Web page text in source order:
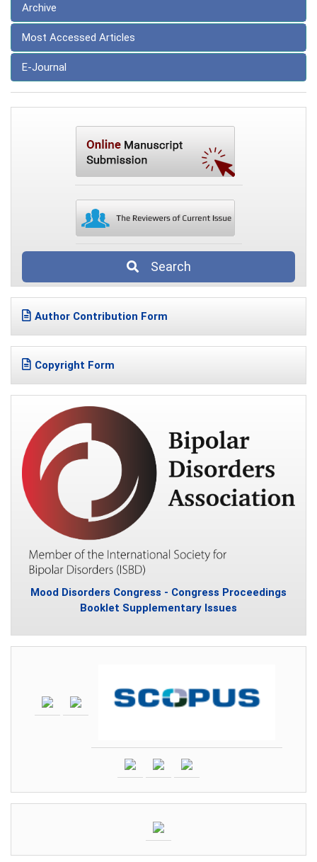
Archive
Most Accessed Articles
E-Journal
Search
Author Contribution Form
Copyright Form
Mood Disorders Congress - Congress Proceedings
Booklet Supplementary Issues